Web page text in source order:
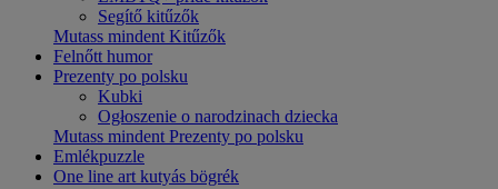
Segítő kitűzők
Mutass mindent Kitűzők
Felnőtt humor
Prezenty po polsku
Kubki
Ogłoszenie o narodzinach dziecka
Mutass mindent Prezenty po polsku
Emlékpuzzle
One line art kutyás bögrék